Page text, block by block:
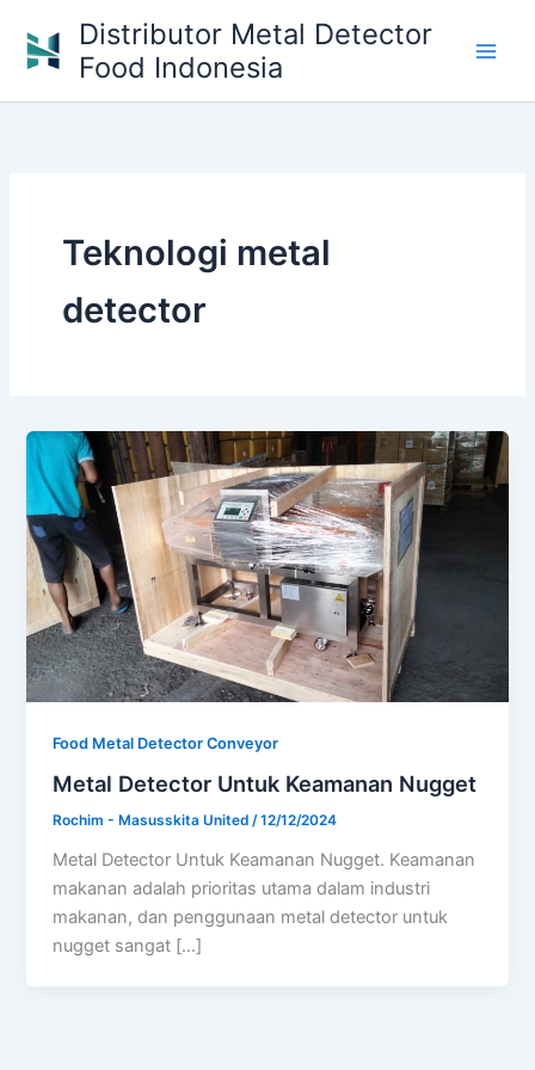
content
Distributor Metal Detector
Food Indonesia
Teknologi metal
detector
Food Metal Detector Conveyor
Metal Detector Untuk Keamanan Nugget
Rochim - Masusskita United/12/12/2024
Metal Detector Untuk Keamanan Nugget. Keamanan
makanan adalah prioritas utama dalam industri
makanan, dan penggunaan metal detector untuk
nugget sangat […]